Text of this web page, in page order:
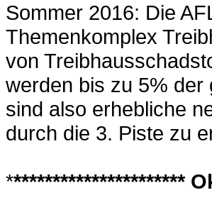
Sommer 2016: Die
Themenkomplex
von
werden bis zu 5%
sind also erhebliche
durch die 3. Piste zu
***********************